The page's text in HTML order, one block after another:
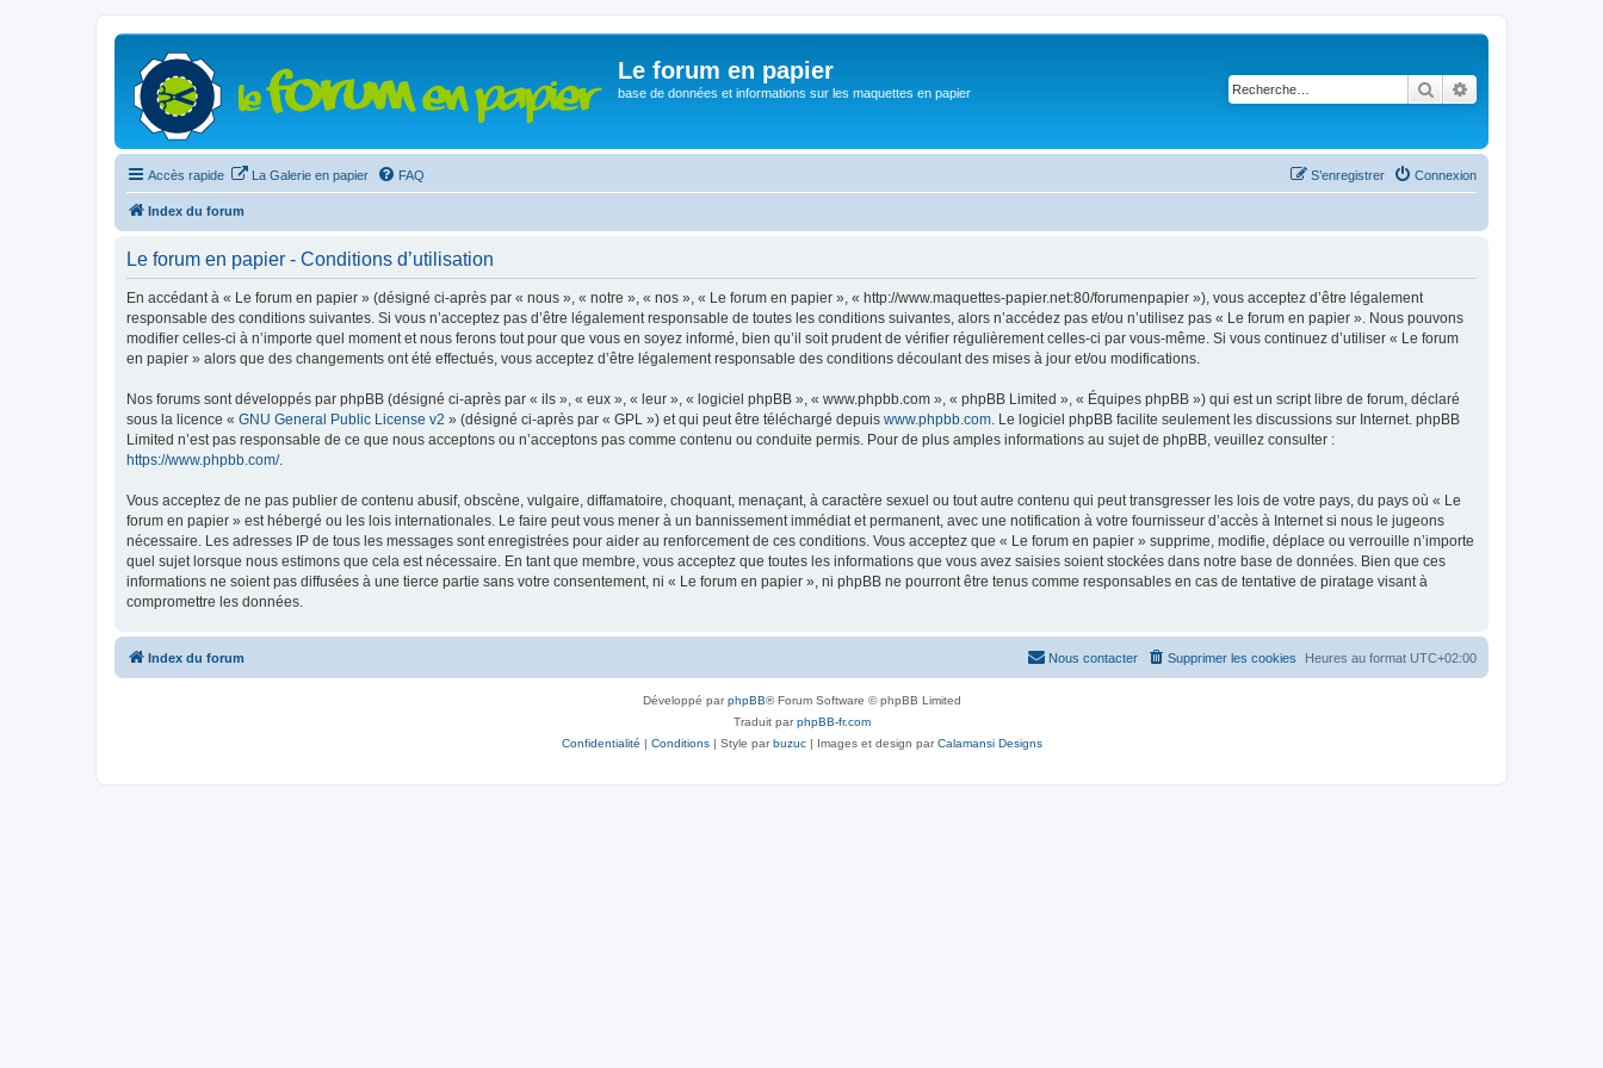
Le forum en papier
base de données et informations sur les maquettes en papier Rechercher
Accès rapide La Galerie en papier FAQ Connexion
S’enregistrer
Index du forum
Le forum en papier - Conditions d’utilisation
En accédant à « Le forum en papier » (désigné ci-après par « nous », « notre », « nos », « Le forum en papier », « http://www.maquettes-papier.net:80/forumenpapier »), vous acceptez d’être légalement
responsable des conditions suivantes. Si vous n’acceptez pas d’être légalement responsable de toutes les conditions suivantes, alors n’accédez pas et/ou n’utilisez pas « Le forum en papier ». Nous pouvons
modifier celles-ci à n’importe quel moment et nous ferons tout pour que vous en soyez informé, bien qu’il soit prudent de vérifier régulièrement celles-ci par vous-même. Si vous continuez d’utiliser « Le forum
en papier » alors que des changements ont été effectués, vous acceptez d’être légalement responsable des conditions découlant des mises à jour et/ou modifications.
Nos forums sont développés par phpBB (désigné ci-après par « ils », « eux », « leur », « logiciel phpBB », « www.phpbb.com », « phpBB Limited », « Équipes phpBB ») qui est un script libre de forum, déclaré
sous la licence « GNU General Public License v2 » (désigné ci-après par « GPL ») et qui peut être téléchargé depuis www.phpbb.com. Le logiciel phpBB facilite seulement les discussions sur Internet. phpBB
Limited n’est pas responsable de ce que nous acceptons ou n’acceptons pas comme contenu ou conduite permis. Pour de plus amples informations au sujet de phpBB, veuillez consulter :
https://www.phpbb.com/.
Vous acceptez de ne pas publier de contenu abusif, obscène, vulgaire, diffamatoire, choquant, menaçant, à caractère sexuel ou tout autre contenu qui peut transgresser les lois de votre pays, du pays où « Le
forum en papier » est hébergé ou les lois internationales. Le faire peut vous mener à un bannissement immédiat et permanent, avec une notification à votre fournisseur d’accès à Internet si nous le jugeons
nécessaire. Les adresses IP de tous les messages sont enregistrées pour aider au renforcement de ces conditions. Vous acceptez que « Le forum en papier » supprime, modifie, déplace ou verrouille n’importe
quel sujet lorsque nous estimons que cela est nécessaire. En tant que membre, vous acceptez que toutes les informations que vous avez saisies soient stockées dans notre base de données. Bien que ces
informations ne soient pas diffusées à une tierce partie sans votre consentement, ni « Le forum en papier », ni phpBB ne pourront être tenus comme responsables en cas de tentative de piratage visant à
compromettre les données.
Index du forum Heures au format UTC+02:00
Supprimer les cookies
Nous contacter
Développé parphpBB® Forum Software © phpBB Limited
Traduit parphpBB-fr.com
Confidentialité | Conditions| Style parbuzuc| Images et design parCalamansi Designs